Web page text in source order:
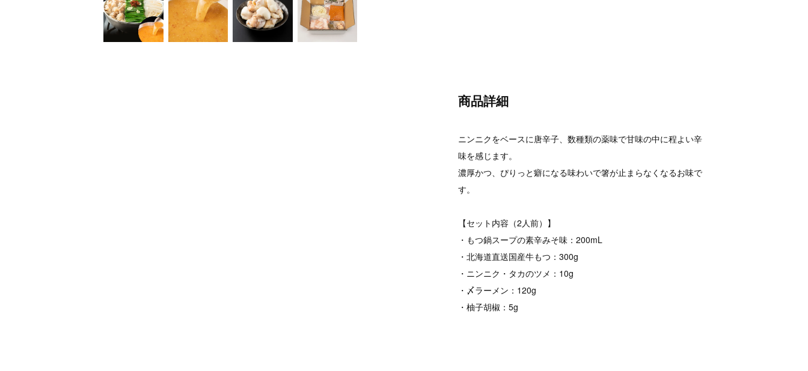
商品詳細
ニンニクをベースに唐辛子、数種類の薬味で甘味の中に程よい辛
味を感じます。
濃厚かつ、ぴりっと癖になる味わいで箸が止まらなくなるお味で
す。
【セット内容（2人前）】
・もつ鍋スープの素辛みそ味：200mL
・北海道直送国産牛もつ：300g
・ニンニク・タカのツメ：10g
・〆ラーメン：120g
・柚子胡椒：5g